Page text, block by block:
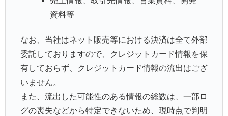
資料等
なお、当社はネット販売等における決済は全て外部
委託しておりますので、クレジットカード情報を保
有しておらず、クレジットカード情報の流出はござ
いません。
また、流出した可能性のある情報の総数は、一部ロ
グの喪失などから特定できないため、現時点で判明